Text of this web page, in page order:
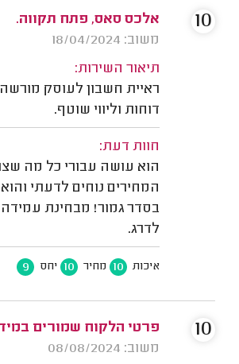
אלכס סאס, פתח תקווה.
משוב: 18/04/2024
תיאור השירות:
ראיית חשבון לעוסק
דוחות וליווי שוטף.
חוות דעת:
הוא עושה עבורי כל מה
המחירים נוחים לדעתי והוא
בסדר גמור! מבחינת עמידה
לדרג.
איכות 10 מחיר 10 יחס 9
10
פרטי הלקוח שמורים
משוב: 08/08/2024
10